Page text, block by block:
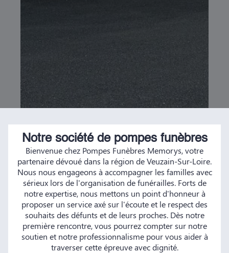
Notre société de pompes funèbres
Bienvenue chez Pompes Funèbres Memorys, votre
partenaire dévoué dans la région de Veuzain-Sur-Loire.
Nous nous engageons à accompagner les familles avec
sérieux lors de l'organisation de funérailles. Forts de
notre expertise, nous mettons un point d'honneur à
proposer un service axé sur l'écoute et le respect des
souhaits des défunts et de leurs proches. Dès notre
première rencontre, vous pourrez compter sur notre
soutien et notre professionnalisme pour vous aider à
traverser cette épreuve avec dignité.